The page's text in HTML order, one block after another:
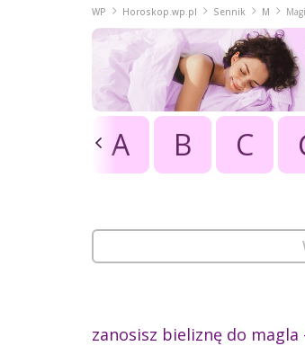
WP Horoskop.wp.pl Sennik M
A B C
zanosisz bieliznę do magla